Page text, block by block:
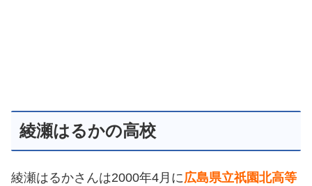
綾瀬はるかの高校
綾瀬はるかさんは2000年4月に広島県立祇園北高等